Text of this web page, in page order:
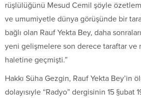
rüşlülüğünü Mesud Cemil şöyle
ve umumiyetle dünya görüşünde bir
bağlı olan Rauf Yekta Bey, daha
yeni gelişmelere son derece taraftar ve
haletine geçmişti.”
Hakkı Süha Gezgin, Rauf Yekta Bey’in
dolayısıyle “Radyo” dergisinin 15 §ubat